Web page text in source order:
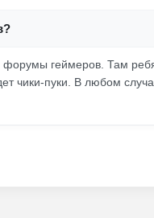
геймеров. Там
чики-пуки. В любом